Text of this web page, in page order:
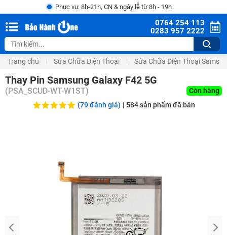
Phục vụ: 8h-21h, CN & ngày lễ từ 8h - 19h
0764 254 113
0283 957 2222
Trang chủ Sửa Chữa Điện Thoại Sửa Chữa Điện Thoại
Thay Pin Samsung Galaxy F42 5G
(PSA_SCUD-WT-W1ST)
Còn hàng
(79 đánh giá) | 584sản phẩm đã bán